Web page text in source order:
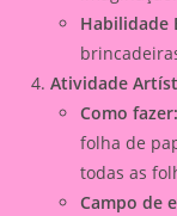
Habilidade
Atividade
Como fazer:
folha de
todas as
Campo de